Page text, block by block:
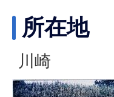
所在地
川崎